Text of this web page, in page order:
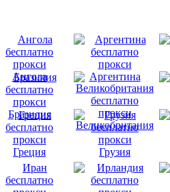
Ангола Аргентина
Бразилия
Великобритания
Греция Грузия